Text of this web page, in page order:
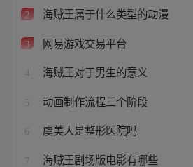
2 海贼王属于什么类型的动漫
3 网易游戏交易平台
4 海贼王对于男生的意义
5 动画制作流程三个阶段
6 虞美人是整形医院吗
7 海贼王剧场版电影有哪些